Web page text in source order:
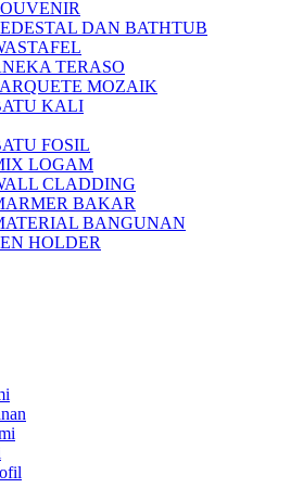
DAN BATHTUB
TERASO
MOZAIK
KALI
FOSIL
LOGAM
CLADDING
BAKAR
BANGUNAN
HOLDER